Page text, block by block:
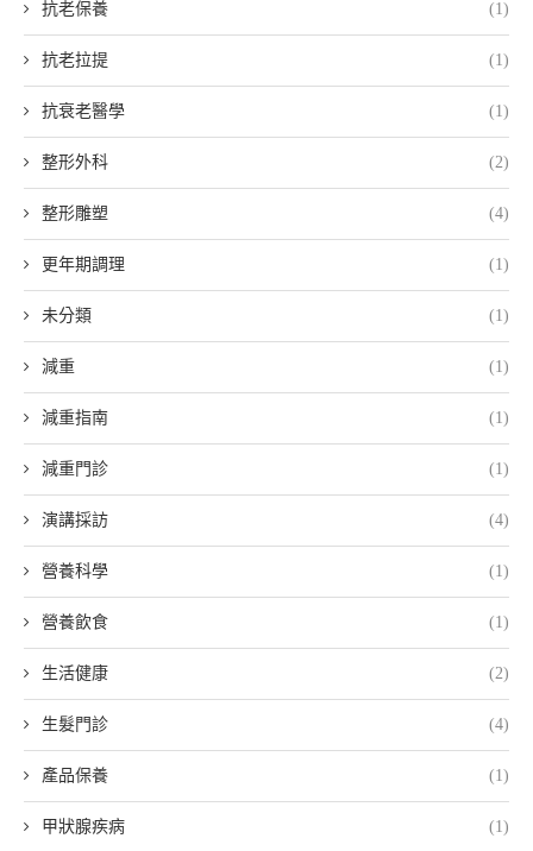
抗老保養 (1)
抗老拉提 (1)
抗衰老醫學 (1)
整形外科 (2)
整形雕塑 (4)
更年期調理 (1)
未分類 (1)
減重 (1)
減重指南 (1)
減重門診 (1)
演講採訪 (4)
營養科學 (1)
營養飲食 (1)
生活健康 (2)
生髮門診 (4)
產品保養 (1)
甲狀腺疾病 (1)